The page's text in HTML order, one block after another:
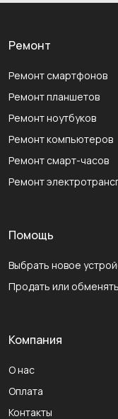
Ремонт
Ремонт смартфонов
Ремонт планшетов
Ремонт ноутбуков
Ремонт компьютеров
Ремонт смарт-часов
Ремонт
Помощь
Выбрать новое
Продать или
Компания
О нас
Оплата
Контакты